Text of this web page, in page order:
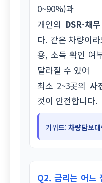
0~90%)과
개인의 DSR·채
다. 같은 차량이라
용, 소득 확인 여
달라질 수 있어
최소 2~3곳의 사
것이 안전합니다.
키워드: 차량담보
Q2. 금리는 어느